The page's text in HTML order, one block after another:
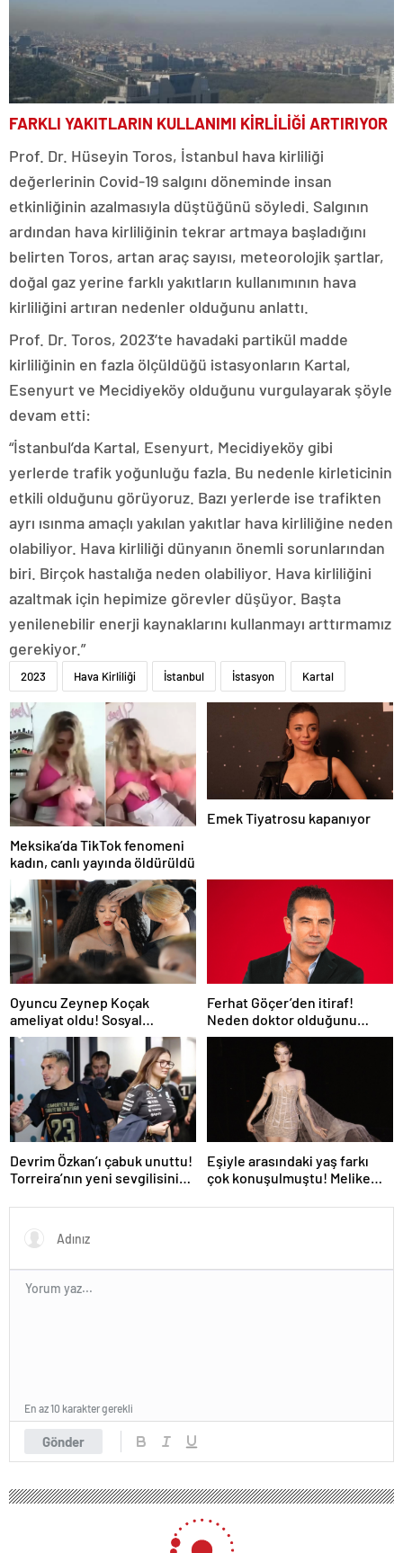
FARKLI YAKITLARIN KULLANIMI KİRLİLİĞİ ARTIRIYOR
Prof. Dr. Hüseyin Toros, İstanbul hava kirliliği
değerlerinin Covid-19 salgını döneminde insan
etkinliğinin azalmasıyla düştüğünü söyledi. Salgının
ardından hava kirliliğinin tekrar artmaya başladığını
belirten Toros, artan araç sayısı, meteorolojik şartlar,
doğal gaz yerine farklı yakıtların kullanımının hava
kirliliğini artıran nedenler olduğunu anlattı.
Prof. Dr. Toros, 2023’te havadaki partikül madde
kirliliğinin en fazla ölçüldüğü istasyonların Kartal,
Esenyurt ve Mecidiyeköy olduğunu vurgulayarak şöyle
devam etti:
“İstanbul’da Kartal, Esenyurt, Mecidiyeköy gibi
yerlerde trafik yoğunluğu fazla. Bu nedenle kirleticinin
etkili olduğunu görüyoruz. Bazı yerlerde ise trafikten
ayrı ısınma amaçlı yakılan yakıtlar hava kirliliğine neden
olabiliyor. Hava kirliliği dünyanın önemli sorunlarından
biri. Birçok hastalığa neden olabiliyor. Hava kirliliğini
azaltmak için hepimize görevler düşüyor. Başta
yenilenebilir enerji kaynaklarını kullanmayı arttırmamız
gerekiyor.”
2023 Hava Kirliliği İstanbul İstasyon Kartal
Meksika’da TikTok fenomeni
kadın, canlı yayında öldürüldü
Emek Tiyatrosu kapanıyor
Oyuncu Zeynep Koçak
ameliyat oldu! Sosyal
medyadan son durumunu
paylaştı
Ferhat Göçer’den itiraf!
Neden doktor olduğunu
açıkladı
Devrim Özkan’ı çabuk unuttu!
Torreira’nın yeni sevgilisinin
Eşiyle arasındaki yaş farkı
çok konuşulmuştu! Melike
haykırdı
Gönder
En az 10 karakter gerekli